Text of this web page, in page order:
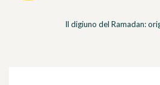
Il digiuno del Ramadan: